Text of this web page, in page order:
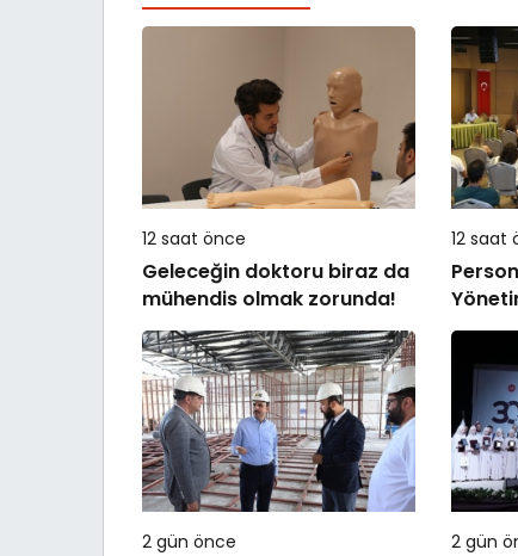
12 saat önce
Geleceğin doktoru biraz da
mühendis olmak zorunda!
12 saat
2 gün önce 2 gün